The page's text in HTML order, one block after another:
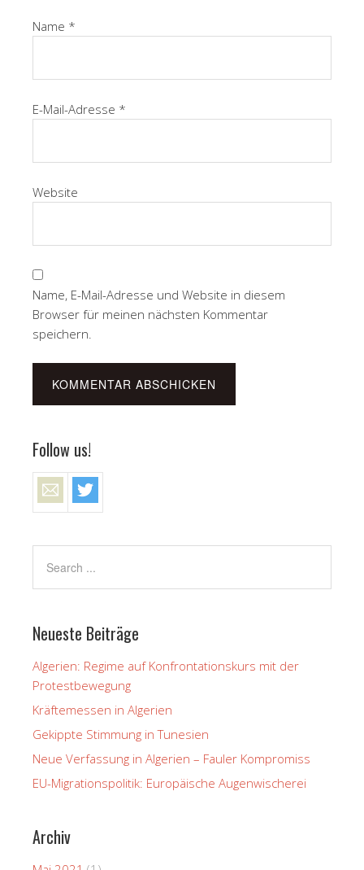
Name *
E-Mail-Adresse *
Website
Name, E-Mail-Adresse und Website in diesem
Browser für meinen nächsten Kommentar
speichern.
Follow us!
Neueste Beiträge
Algerien: Regime auf Konfrontationskurs mit der
Protestbewegung
Kräftemessen in Algerien
Gekippte Stimmung in Tunesien
Neue Verfassung in Algerien – Fauler Kompromiss
EU-Migrationspolitik: Europäische Augenwischerei
Archiv